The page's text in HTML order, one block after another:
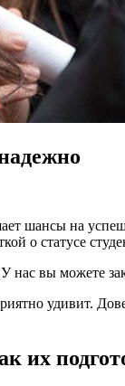
шансы на
о статусе
нас вы можете
удивит.
их